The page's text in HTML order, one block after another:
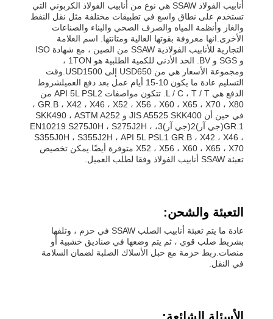
أنابيب الفولاذ SSAW هي نوع من أنابيب الفولاذ الكربوني التي
تستخدم على نطاق واسع في تطبيقات مختلفة مثل نقل النفط
والغاز وأنظمة المياه والصرف الصحي والبناء والصناعات
الأخرى.انها معروفة بقوتها العالية ومتانتها. اسم العلامة
التجارية للأنابيب الفولاذية SSAW من الصين ، مع شهادة ISO
و SGS و BV. الحد الأدنى للكمية الطلبية هو 1TON ،
ومجموعة الأسعار هي من USD650 إلى USD1500.وقت
التسليم عادة ما يكون 10-15 أيام عمل بعد دفع العميلشروط
الدفع هي L / C ، T / T. تتكون مواصفات API 5L PSL2 من
GR.B ، X42 ، X46 ، X52 ، X56 ، X60 ، X65 ، X70 ، X80 ،
في حين أن JIS A5525 SKK400 و SKK490 ، ASTM A252
GR.1(جي آر)2(جي آر)3، EN10219 S275J0H ، S275J2H ،
S355J0H ، S355J2H ، API 5L PSL1 GR.B ، X42 ، X46 ،
X52 ، X56 ، X60 ، X65 ، X70 متوفرة أيضًا.يمكن تخصيص
تعبئة SSAW أنابيب الفولاذ وفقا لطلب العميل.
التعبئة والشحن:
عادة ما يتم تعبئة أنابيب الصلب SSAW في حزم ، وتلفها
بشريط صلب قوي ، ثم يتم وضعها في صناديق خشبية أو
منصات.ربط حزمة مع حبل الأسلاك الصلبة لضمان السلامة
في النقل.